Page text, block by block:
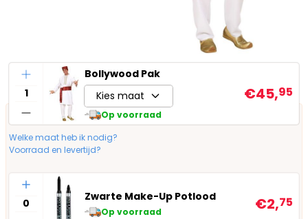
Aantal
Bollywood Pak
Kies maat
Op voorraad
€45,95
Welke maat heb ik nodig?
Voorraad en levertijd?
Aantal
Zwarte Make-Up Potlood
Op voorraad €2,75